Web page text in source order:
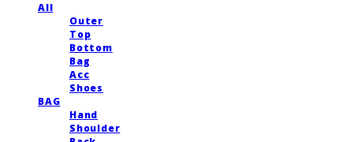
All
Outer
Top
Bottom
Bag
Acc
Shoes
BAG
Hand
Shoulder